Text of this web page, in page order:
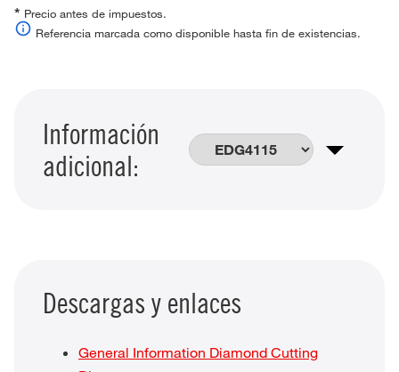
* Precio antes de impuestos.
Referencia marcada como disponible hasta fin de existencias.
Información
adicional:
Descargas y enlaces
General Information Diamond Cutting